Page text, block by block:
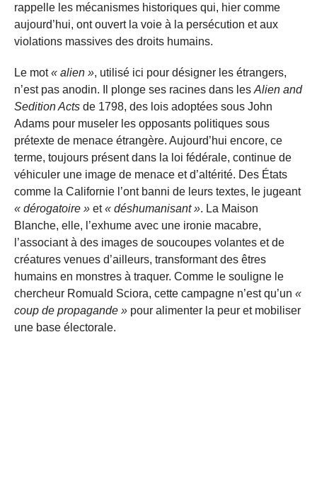
rappelle les mécanismes historiques qui, hier comme
aujourd’hui, ont ouvert la voie à la persécution et aux
violations massives des droits humains.
Le mot« alien », utilisé ici pour désigner les étrangers,
n’est pas anodin. Il plonge ses racines dans les Alien and
Sedition Acts de 1798, des lois adoptées sous John
Adams pour museler les opposants politiques sous
prétexte de menace étrangère. Aujourd’hui encore, ce
terme, toujours présent dans la loi fédérale, continue de
véhiculer une image de menace et d’altérité. Des États
comme la Californie l’ont banni de leurs textes, le jugeant
« dérogatoire » et« déshumanisant ». La Maison
Blanche, elle, l’exhume avec une ironie macabre,
l’associant à des images de soucoupes volantes et de
créatures venues d’ailleurs, transformant des êtres
humains en monstres à traquer. Comme le souligne le
chercheur Romuald Sciora, cette campagne n’est qu’un «
coup de propagande » pour alimenter la peur et mobiliser
une base électorale.